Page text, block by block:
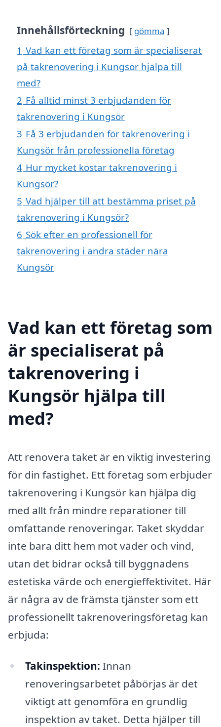
Innehållsförteckning gömma
1 Vad kan ett företag som är specialiserat
på takrenovering i Kungsör hjälpa till
med?
2 Få alltid minst 3 erbjudanden för
takrenovering i Kungsör
3 Få 3 erbjudanden för takrenovering i
Kungsör från professionella företag
4 Hur mycket kostar takrenovering i
Kungsör?
5 Vad hjälper till att bestämma priset på
takrenovering i Kungsör?
6 Sök efter en professionell för
takrenovering i andra städer nära
Kungsör
Vad kan ett företag som
är specialiserat på
takrenovering i
Kungsör hjälpa till
med?
Att renovera taket är en viktig investering
för din fastighet. Ett företag som erbjuder
takrenovering i Kungsör kan hjälpa dig
med allt från mindre reparationer till
omfattande renoveringar. Taket skyddar
inte bara ditt hem mot väder och vind,
utan det bidrar också till byggnadens
estetiska värde och energieffektivitet. Här
är några av de främsta tjänster som ett
professionellt takrenoveringsföretag kan
erbjuda:
Takinspektion: Innan
renoveringsarbetet påbörjas är det
viktigt att genomföra en grundlig
inspektion av taket. Detta hjälper till